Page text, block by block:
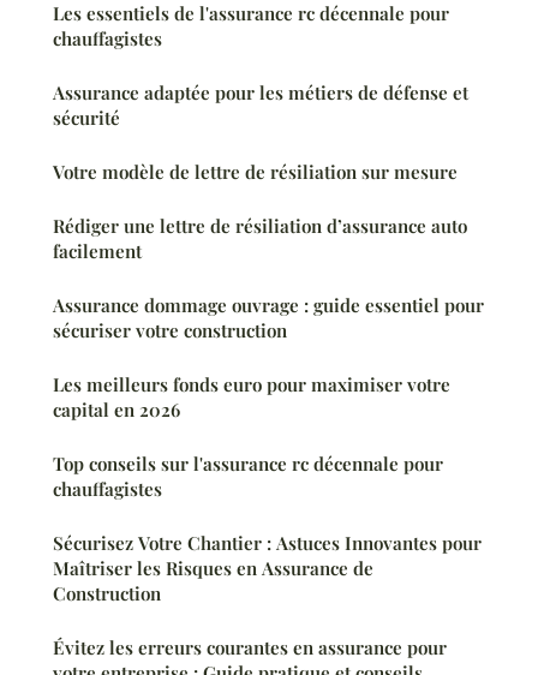
Les essentiels de l'assurance rc décennale pour
chauffagistes
Assurance adaptée pour les métiers de défense et
sécurité
Votre modèle de lettre de résiliation sur mesure
Rédiger une lettre de résiliation d’assurance auto
facilement
Assurance dommage ouvrage : guide essentiel pour
sécuriser votre construction
Les meilleurs fonds euro pour maximiser votre
capital en 2026
Top conseils sur l'assurance rc décennale pour
chauffagistes
Sécurisez Votre Chantier : Astuces Innovantes pour
Maîtriser les Risques en Assurance de
Construction
Évitez les erreurs courantes en assurance pour